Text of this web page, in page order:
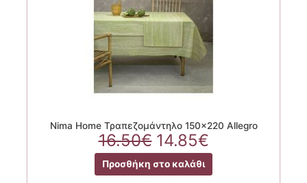
Nima Home Τραπεζομάντηλο 150×220 Allegro
16.50€ Original
price
was:
14.85€Η
τρέχουσα
τιμή
Προσθήκη στο καλάθι